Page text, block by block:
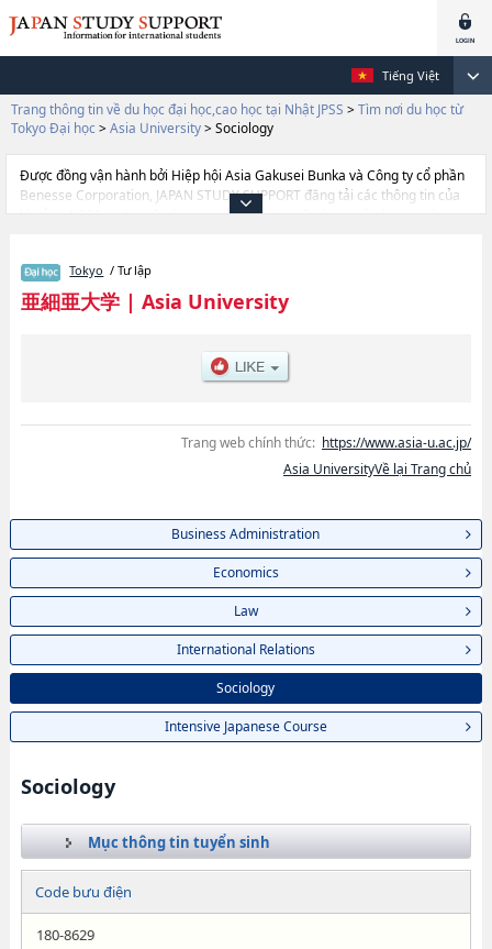
Tiếng Việt
Trang thông tin về du học đại học,cao học tại Nhật JPSS > Tìm nơi du học từ
Tokyo Đại học > Asia University> Sociology
Được đồng vận hành bởi Hiệp hội Asia Gakusei Bunka và Công ty cổ phần
Benesse Corporation, JAPAN STUDY SUPPORT đăng tải các thông tin của
khoảng 1.300 trường đại học, cao học, trường đại học ngắn hạn, trường
thiết dành cho du học sinh, như là về các Ngành Business
AdministrationhoặcNgành EconomicshoặcNgành LawhoặcNgành
International RelationshoặcNgành SociologyhoặcNgành Intensive
tuyển như số lượng tuyển sinh, số lượng trúng tuyển, cở sở trang thiết bị,
Tokyo / Tư lập
亜細亜大学| Asia University
Trang web chính thức: https://www.asia-u.ac.jp/
Asia UniversityVề lại Trang chủ
Business Administration
Economics
Law
International Relations
Sociology
Intensive Japanese Course
Sociology
Mục thông tin tuyển sinh
Code bưu điện
180-8629